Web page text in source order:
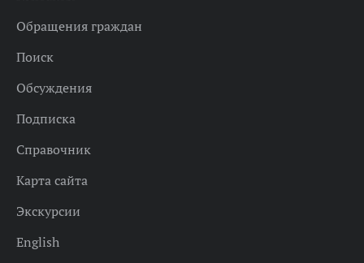
Обращения граждан
Поиск
Обсуждения
Подписка
Справочник
Карта сайта
Экскурсии
English